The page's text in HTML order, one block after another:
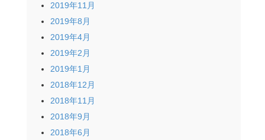
2019年11月
2019年8月
2019年4月
2019年2月
2019年1月
2018年12月
2018年11月
2018年9月
2018年6月